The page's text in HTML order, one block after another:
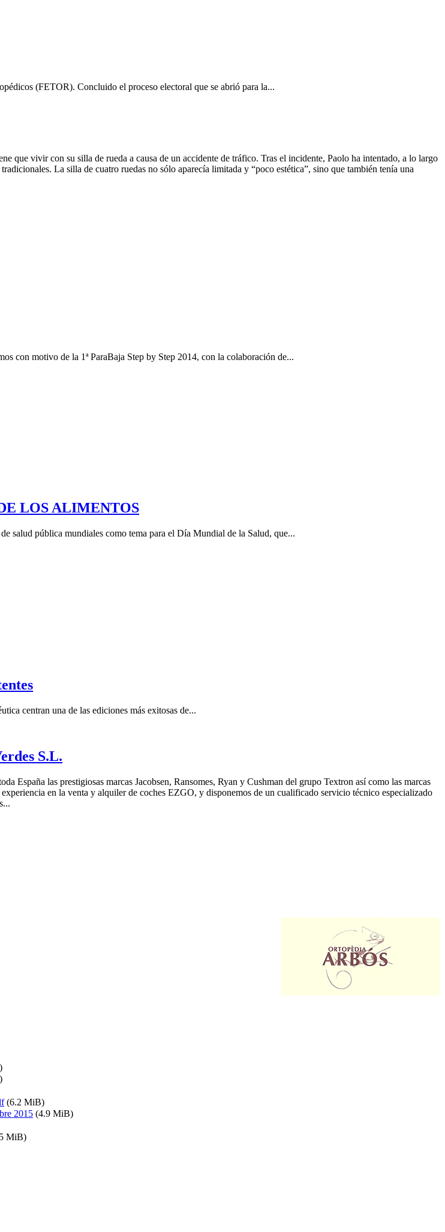
(FETOR). Concluido el proceso electoral que se abrió para la...
que vivir con su silla de rueda a causa de un accidente de tráfico. Tras el incidente, Paolo ha intentado, a lo largo
La silla de cuatro ruedas no sólo aparecía limitada y “poco estética”, sino que también tenía una
con motivo de la 1ª ParaBaja Step by Step 2014, con la colaboración de...
LOS ALIMENTOS
salud pública mundiales como tema para el Día Mundial de la Salud, que...
centran una de las ediciones más exitosas de...
S.L.
España las prestigiosas marcas Jacobsen, Ransomes, Ryan y Cushman del grupo Textron así como las marcas
en la venta y alquiler de coches EZGO, y disponemos de un cualificado servicio técnico especializado
(6.2 MiB)
2015 (4.9 MiB)
MiB)